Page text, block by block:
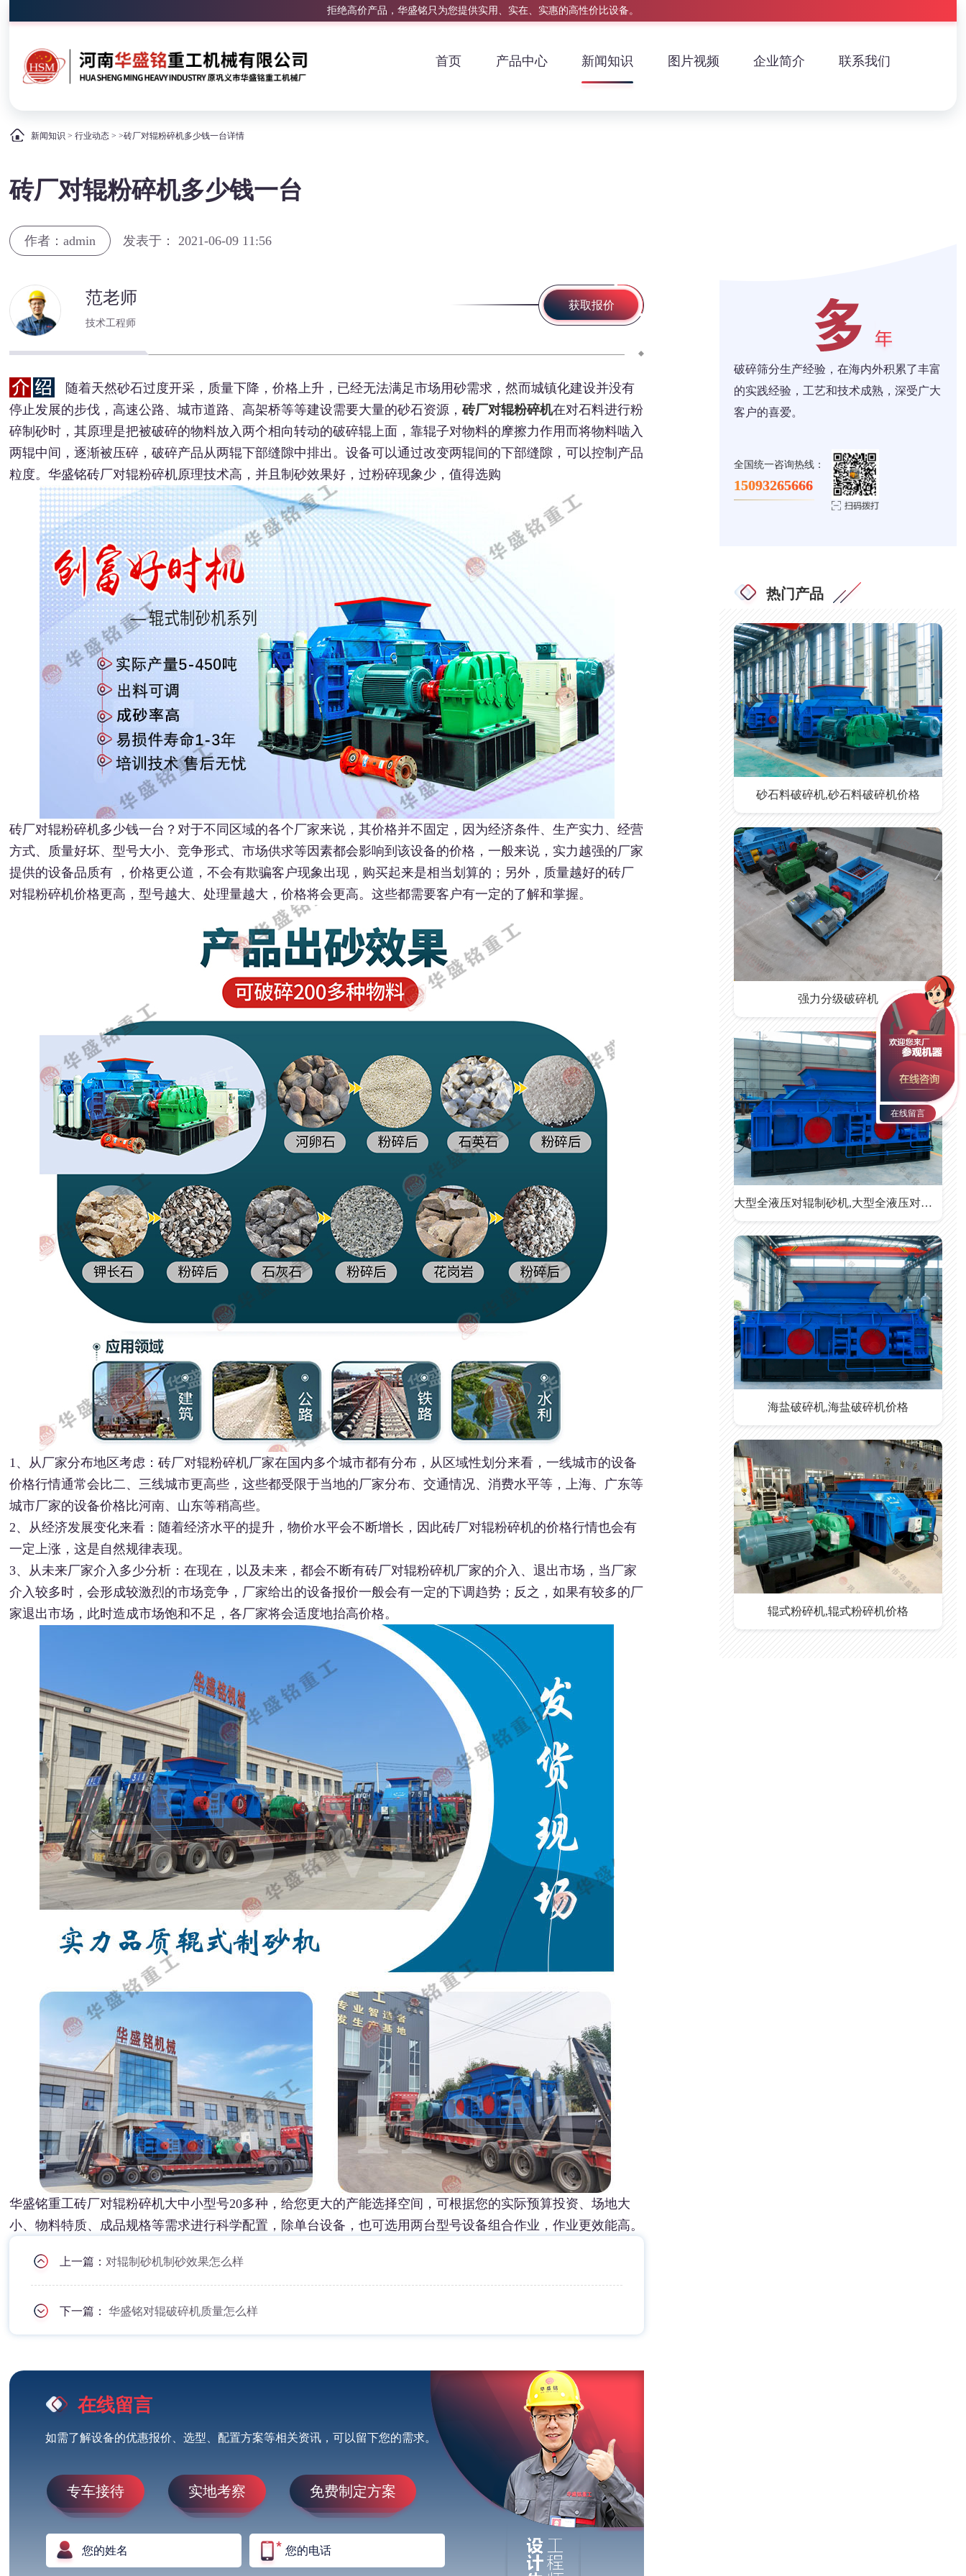
拒绝高价产品，华盛铭只为您提供实用、实在、实惠的高性价比设备。
首页 产品中心 新闻知识 图片视频 企业简介 联系我们
新闻知识 >行业动态 > >砖厂对辊粉碎机多少钱一台详情
砖厂对辊粉碎机多少钱一台
作者：admin 发表于： 2021-06-09 11:56
范老师
技术工程师
获取报价
随着天然砂石过度开采，质量下降，价格上升，已经无法满足市场用砂需求，然而城镇化建设并没有
停止发展的步伐，高速公路、城市道路、高架桥等等建设需要大量的砂石资源，砖厂对辊粉碎机在对石料进行粉
碎制砂时，其原理是把被破碎的物料放入两个相向转动的破碎辊上面，靠辊子对物料的摩擦力作用而将物料啮入
两辊中间，逐渐被压碎，破碎产品从两辊下部缝隙中排出。设备可以通过改变两辊间的下部缝隙，可以控制产品
粒度。华盛铭砖厂对辊粉碎机原理技术高，并且制砂效果好，过粉碎现象少，值得选购
砖厂对辊粉碎机多少钱一台？对于不同区域的各个厂家来说，其价格并不固定，因为经济条件、生产实力、经营
方式、质量好坏、型号大小、竞争形式、市场供求等因素都会影响到该设备的价格，一般来说，实力越强的厂家
提供的设备品质有 ，价格更公道，不会有欺骗客户现象出现，购买起来是相当划算的；另外，质量越好的砖厂
对辊粉碎机价格更高，型号越大、处理量越大，价格将会更高。这些都需要客户有一定的了解和掌握。
1、从厂家分布地区考虑：砖厂对辊粉碎机厂家在国内多个城市都有分布，从区域性划分来看，一线城市的设备
价格行情通常会比二、三线城市更高些，这些都受限于当地的厂家分布、交通情况、消费水平等，上海、广东等
城市厂家的设备价格比河南、山东等稍高些。
2、从经济发展变化来看：随着经济水平的提升，物价水平会不断增长，因此砖厂对辊粉碎机的价格行情也会有
一定上涨，这是自然规律表现。
3、从未来厂家介入多少分析：在现在，以及未来，都会不断有砖厂对辊粉碎机厂家的介入、退出市场，当厂家
介入较多时，会形成较激烈的市场竞争，厂家给出的设备报价一般会有一定的下调趋势；反之，如果有较多的厂
家退出市场，此时造成市场饱和不足，各厂家将会适度地抬高价格。
华盛铭重工砖厂对辊粉碎机大中小型号20多种，给您更大的产能选择空间，可根据您的实际预算投资、场地大
小、物料特质、成品规格等需求进行科学配置，除单台设备，也可选用两台型号设备组合作业，作业更效能高。
上一篇： 对辊制砂机制砂效果怎么样
下一篇：华盛铭对辊破碎机质量怎么样
在线留言
如需了解设备的优惠报价、选型、配置方案等相关资讯，可以留下您的需求。
专车接待 实地考察 免费制定方案
破碎筛分生产经验，在海内外积累了丰富
的实践经验，工艺和技术成熟，深受广大
客户的喜爱。
全国统一咨询热线：
15093265666
热门产品
砂石料破碎机,砂石料破碎机价格
强力分级破碎机
大型全液压对辊制砂机,大型全液压对辊制砂机价格
海盐破碎机,海盐破碎机价格
辊式粉碎机,辊式粉碎机价格
在线留言